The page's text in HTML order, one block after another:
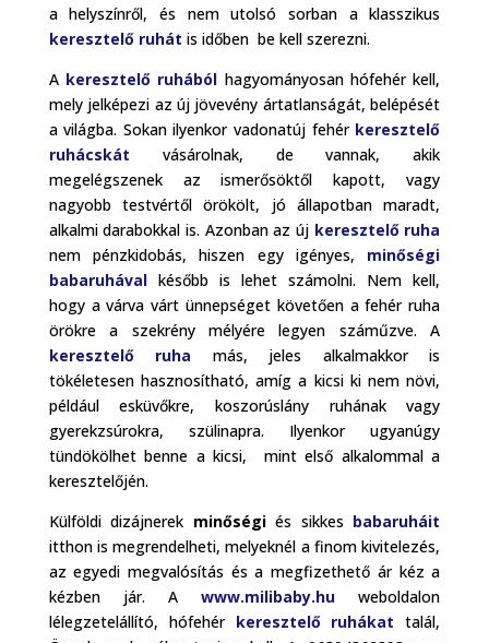
a helyszínről, és nem utolsó sorban a klasszikus
keresztelő ruhát is időben be kell szerezni.
A keresztelő ruhából hagyományosan hófehér kell,
mely jelképezi az új jövevény ártatlanságát, belépését
a világba. Sokan ilyenkor vadonatúj fehér keresztelő
ruhácskát vásárolnak, de vannak, akik
megelégszenek az ismerősöktől kapott, vagy
nagyobb testvértől örökölt, jó állapotban maradt,
alkalmi darabokkal is. Azonban az újkeresztelő ruha
nem pénzkidobás, hiszen egy igényes, minőségi
babaruhávalkésőbb is lehet számolni. Nem kell,
hogy a várva várt ünnepséget követően a fehér ruha
örökre a szekrény mélyére legyen száműzve. A
keresztelő ruha más, jeles alkalmakkor is
tökéletesen hasznosítható, amíg a kicsi ki nem növi,
például esküvőkre, koszorúslány ruhának vagy
gyerekzsúrokra, szülinapra. Ilyenkor ugyanúgy
tündökölhet benne a kicsi, mint első alkalommal a
keresztelőjén.
Külföldi dizájnerek minőségiés sikkes babaruháit
itthon is megrendelheti, melyeknél a finom kivitelezés,
az egyedi megvalósítás és a megfizethető ár kéz a
kézben jár. Awww.milibaby.hu weboldalon
lélegzetelállító, hófehér keresztelő ruhákattalál,